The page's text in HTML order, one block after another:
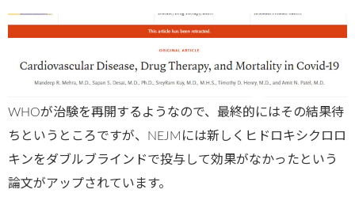
WHOが治験を再開するようなので、最終的にはその結果待
ちというところですが、NEJMには新しくヒドロキシクロロ
キンをダブルブラインドで投与して効果がなかったという
論文がアップされています。